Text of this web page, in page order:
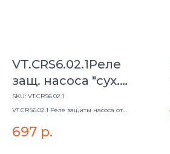
VT.CRS6.02.1Реле
защ. насоса "сух.
хода"CRS-6,1/4"
SKU: VT.CRS6.02.1
VT.CRS6.02.1 Реле защиты насоса от
697 р.